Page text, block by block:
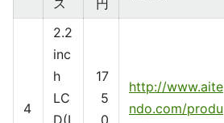
4
2.2
inc
h
LC
D(I
17
5
0
http://www.aite
ndo.com/produ